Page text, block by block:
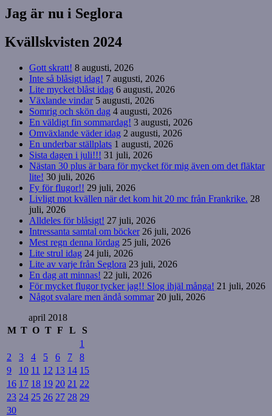
Jag är nu i Seglora
Kvällskvisten 2024
Gott skratt! 8 augusti, 2026
Inte så blåsigt idag! 7 augusti, 2026
Lite mycket blåst idag 6 augusti, 2026
Växlande vindar 5 augusti, 2026
Somrig och skön dag 4 augusti, 2026
En väldigt fin sommardag! 3 augusti, 2026
Omväxlande väder idag 2 augusti, 2026
En underbar ställplats 1 augusti, 2026
Sista dagen i juli!!! 31 juli, 2026
Nästan 30 plus är bara för mycket för mig även om det fläktar
lite! 30 juli, 2026
Fy för flugor!! 29 juli, 2026
Livligt mot kvällen när det kom hit 20 mc från Frankrike. 28
juli, 2026
Alldeles för blåsigt! 27 juli, 2026
Intressanta samtal om böcker 26 juli, 2026
Mest regn denna lördag 25 juli, 2026
Lite strul idag 24 juli, 2026
Lite av varje från Seglora 23 juli, 2026
En dag att minnas! 22 juli, 2026
För mycket flugor tycker jag!! Slog ihjäl många! 21 juli, 2026
Något svalare men ändå sommar 20 juli, 2026
april 2018
M T O T F L
S
1
2
3 4 5 6 7
8
9
10 11 12 13 14 15
16 17 18 19 20 21 22
23 24 25 26 27 28 29
30